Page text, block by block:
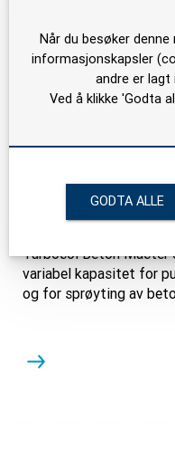
Turbosol Beton
Turbosol Beton Master
variabel kapasitet for
og for sprøyting av
Når du besøker
informasjonskapsler
andre er lagt
Ved å klikke 'Godta
GODTA ALLE